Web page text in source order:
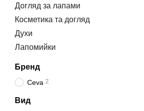
Догляд за лапами
Косметика та догляд
Духи
Лапомийки
Бренд
Ceva 2
Вид